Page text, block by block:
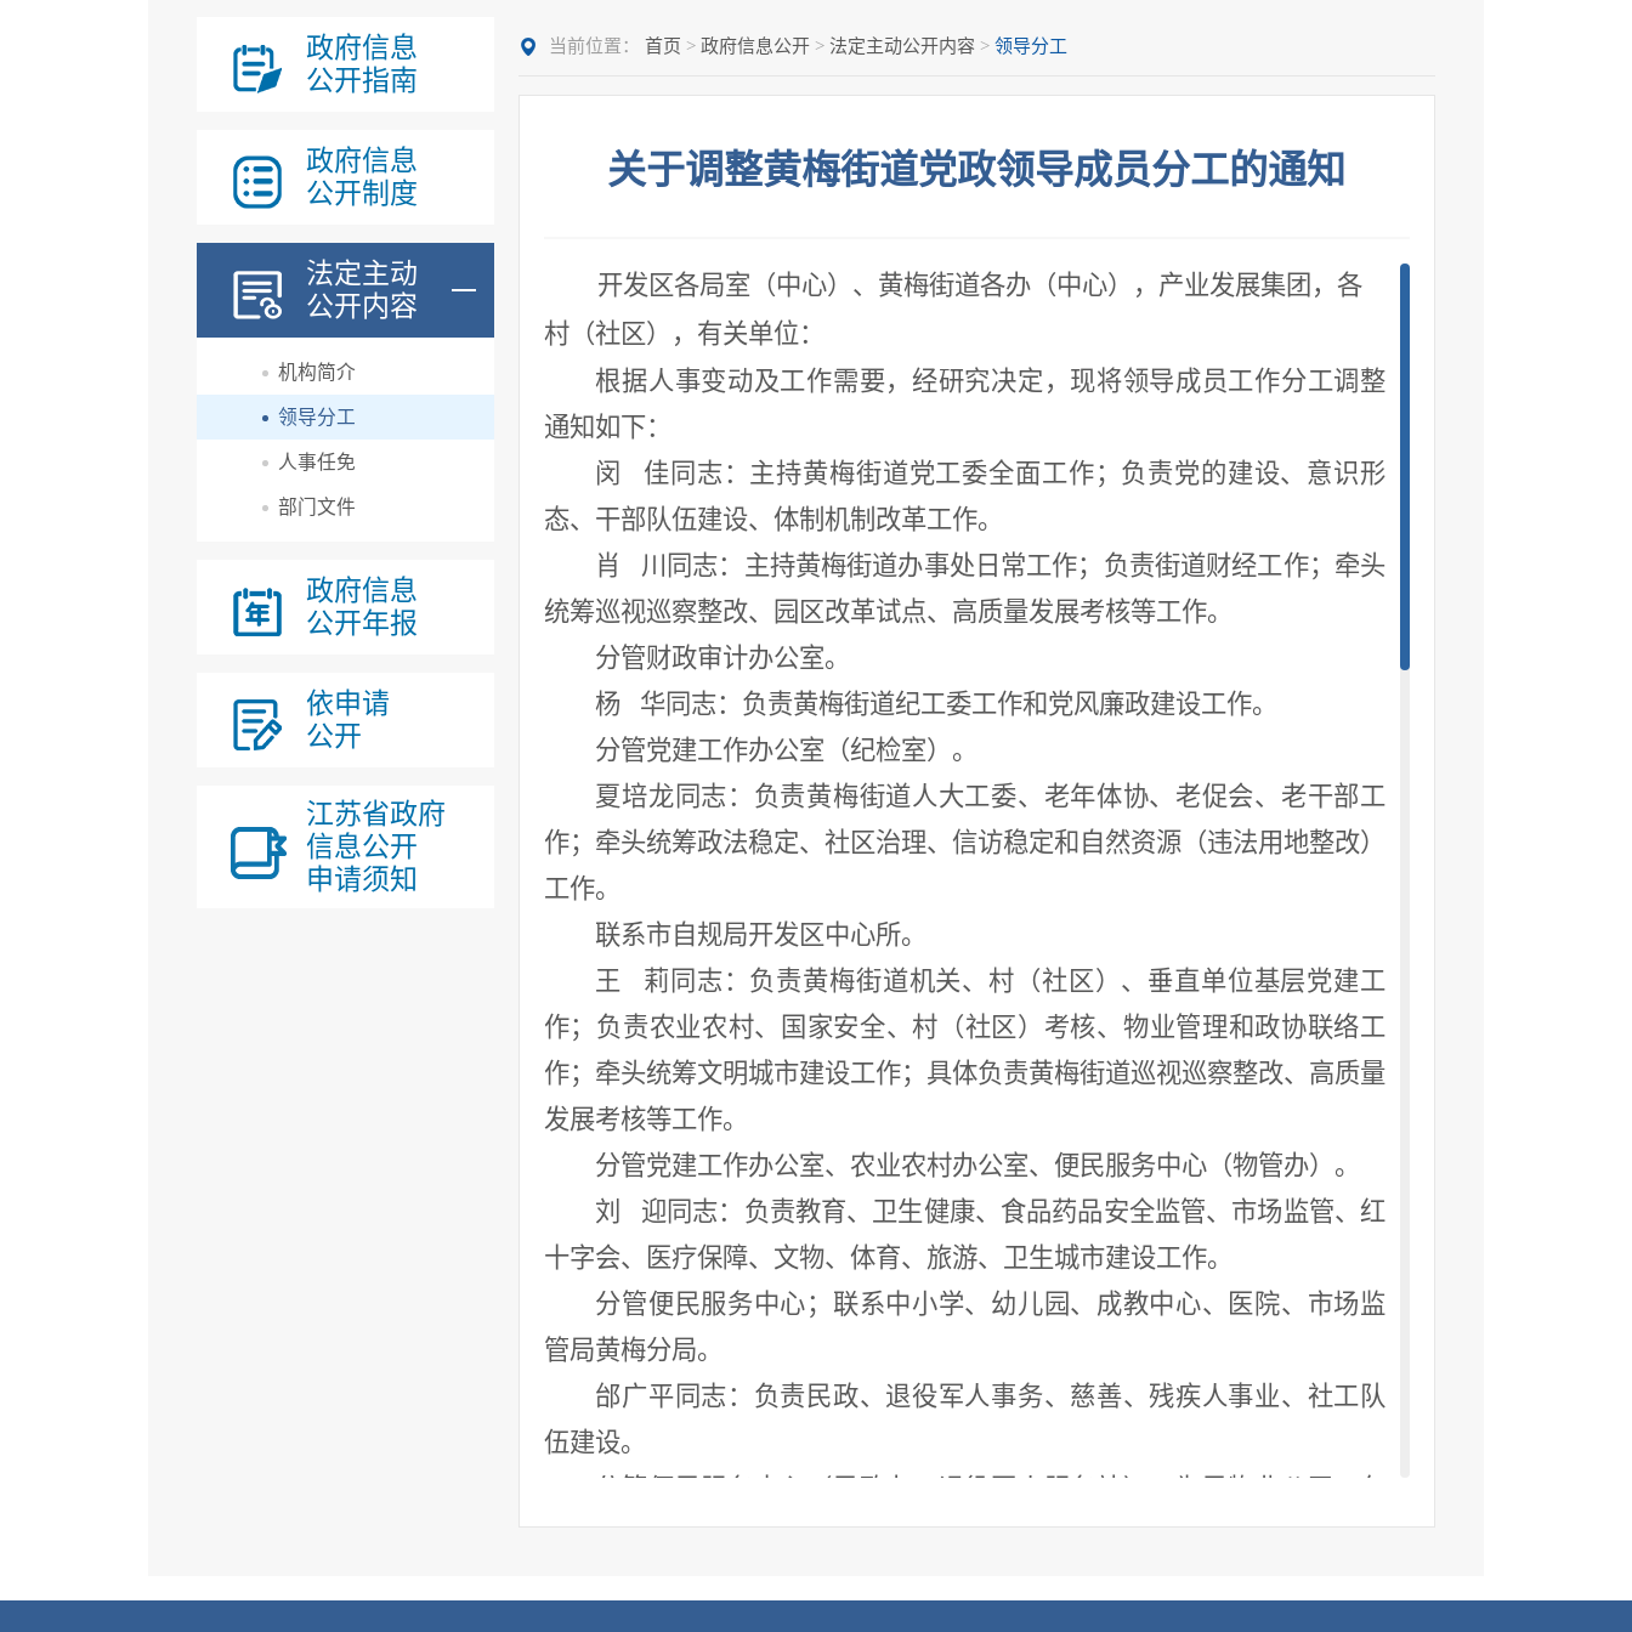
政府信息
公开指南
政府信息
公开制度
法定主动
公开内容
机构简介
领导分工
人事任免
部门文件
政府信息
公开年报
依申请
公开
江苏省政府
信息公开
申请须知
当前位置： 首页 > 政府信息公开> 法定主动公开内容 > 领导分工
关于调整黄梅街道党政领导成员分工的通知
开发区各局室（中心）、黄梅街道各办（中心） ， 产业发展集团 ， 各
村（社区），有关单位：
根据人事变动及工作需要，经研究决定 ， 现将领导成员工作分工调整
通知如下：
闵
佳同志： 主持黄梅街道党工委全面工作；负责党的建设、意识形
态、干部队伍建设、体制机制改革工作。
肖
川同志：
主持黄梅街道办事处日常工作；负责街道财经工作；牵头
统筹巡视巡察整改、园区改革试点、高质量发展考核等工作。
分管财政审计办公室。
杨
华同志： 负责黄梅街道纪工委工作和党风廉政建设工作。
分管党建工作办公室（纪检室）。
夏培龙同志： 负责黄梅街道人大工委、老年体协、老促会、老干部工
作；牵头统筹政法稳定、社区治理、信访稳定和自然资源（违法用地整改）
工作。
联系市自规局开发区中心所。
王
莉同志： 负责黄梅街道机关、村（社区）、垂直单位基层党建工
作；负责农业农村、
国家安全、村（社区）考核、物业管理和政协联络工
作； 牵头统筹文明城市建设工作；具体负责黄梅街道巡视巡察整改、高质量
发展考核等工作。
分管党建工作办公室、农业农村办公室、便民服务中心（物管办）。
刘
迎同志： 负责教育、卫生健康、食品药品安全监管、市场监管、红
十字会、医疗保障、文物、体育、旅游、卫生城市建设工作。
分管便民服务中心；联系中小学、幼儿园、成教中心、医院、市场监
管局黄梅分局。
邰广平同志： 负责民政、退役军人事务、慈善、残疾人事业、社工队
伍建设。
盛环卫公司。